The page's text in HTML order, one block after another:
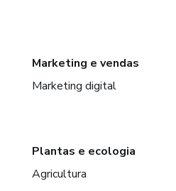
Marketing e vendas
Marketing digital
Plantas e ecologia
Agricultura